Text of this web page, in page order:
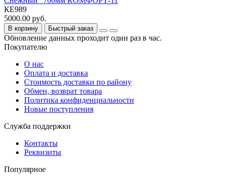
КЕ989
5000.00 руб.
В корзину Быстрый заказ
Обновление данных проходит один раз в час.
Покупателю
О нас
Оплата и доставка
Стоимость доставки по району
Обмен, возврат товара
Политика конфиденциальности
Новые поступления
Служба поддержки
Контакты
Реквизиты
Популярное